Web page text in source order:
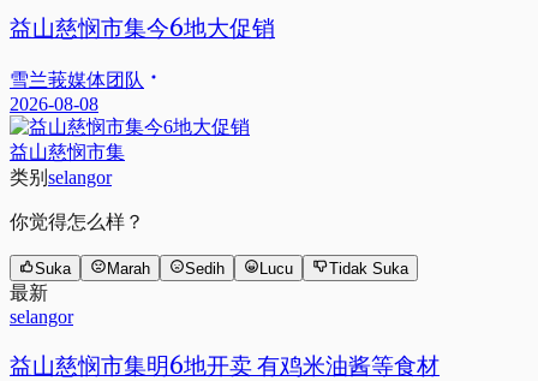
益山慈悯市集今6地大促销
雪兰莪媒体团队
2026-08-08
益山慈悯市集
类别 selangor
你觉得怎么样？
Suka Marah Sedih Lucu Tidak Suka
最新
selangor
益山慈悯市集明6地开卖 有鸡米油酱等食材